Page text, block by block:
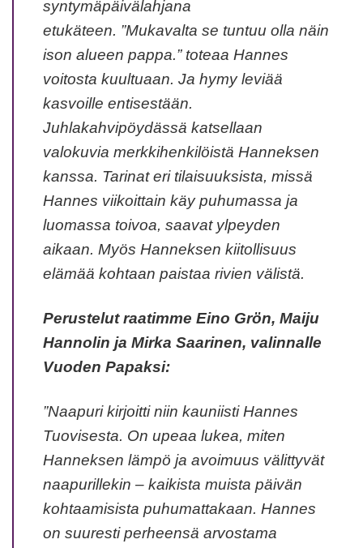
syntymäpäivälahjana
etukäteen. ”Mukavalta se tuntuu olla näin
ison alueen pappa.” toteaa Hannes
voitosta kuultuaan. Ja hymy leviää
kasvoille entisestään.
Juhlakahvipöydässä katsellaan
valokuvia merkkihenkilöistä Hanneksen
kanssa. Tarinat eri tilaisuuksista, missä
Hannes viikoittain käy puhumassa ja
luomassa toivoa, saavat ylpeyden
aikaan. Myös Hanneksen kiitollisuus
elämää kohtaan paistaa rivien välistä.
Perustelut raatimme Eino Grön, Maiju
Hannolin ja Mirka Saarinen, valinnalle
Vuoden Papaksi:
”Naapuri kirjoitti niin kauniisti Hannes
Tuovisesta. On upeaa lukea, miten
Hanneksen lämpö ja avoimuus välittyvät
naapurillekin – kaikista muista päivän
kohtaamisista puhumattakaan. Hannes
on suuresti perheensä arvostama